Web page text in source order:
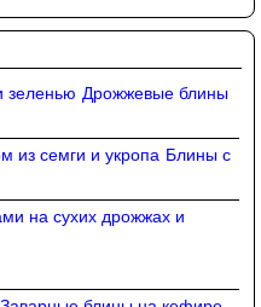
Дрожжевые блины
Блины с